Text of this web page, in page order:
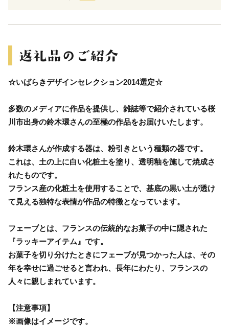
☆いばらきデザインセレクション2014選定☆
多数のメディアに作品を提供し、雑誌等で紹介されている桜
川市出身の鈴木環さんの至極の作品をお届けいたします。
鈴木環さんが作成する器は、粉引きという種類の器です。
これは、土の上に白い化粧土を塗り、透明釉を施して焼成さ
れたものです。
フランス産の化粧土を使用することで、基底の黒い土が透け
て見える独特な表情が作品の特徴となっています。
フェーブとは、フランスの伝統的なお菓子の中に隠された
『ラッキーアイテム』です。
お菓子を切り分けたときにフェーブが見つかった人は、その
年を幸せに過ごせると言われ、長年にわたり、フランスの
人々に親しまれています。
【注意事項】
※画像はイメージです。